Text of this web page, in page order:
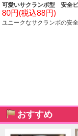
可愛いサクランボ型 安全
80円(税込88円)
ユニークなサクランボの安全
おすすめ